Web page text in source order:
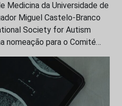
Medicina da Universidade de
Miguel Castelo-Branco
Society for Autism
nomeação para o Comité…